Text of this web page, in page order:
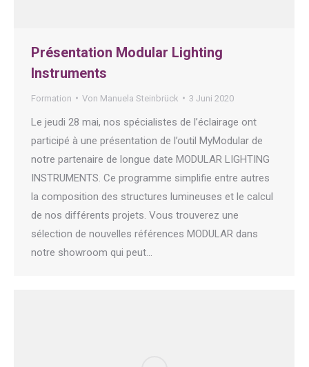
Présentation Modular Lighting
Instruments
Formation Von Manuela Steinbrück 3 Juni 2020
Le jeudi 28 mai, nos spécialistes de l’éclairage ont
participé à une présentation de l’outil MyModular de
notre partenaire de longue date MODULAR LIGHTING
INSTRUMENTS. Ce programme simplifie entre autres
la composition des structures lumineuses et le calcul
de nos différents projets. Vous trouverez une
sélection de nouvelles références MODULAR dans
notre showroom qui peut…